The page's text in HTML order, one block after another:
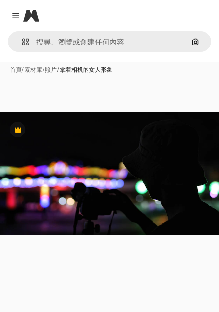
Close menu
Magnific
通過圖
首頁/素材庫/照片/拿着相机的女人形象
Premium